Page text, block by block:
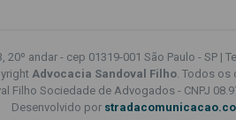
20º andar - cep 01319-001 São Paulo - SP |
Advocacia Sandoval Filho. Todos os
Filho Sociedade de Advogados - CNPJ
Desenvolvido por